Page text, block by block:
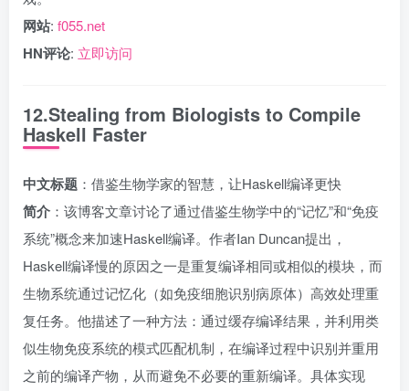
网站: f055.net
HN评论: 立即访问
12.Stealing from Biologists to Compile
Haskell Faster
中文标题 ：借鉴生物学家的智慧，让Haskell编译更快
简介 ：该博客文章讨论了通过借鉴生物学中的“记忆”和“免疫
系统”概念来加速Haskell编译。作者Ian Duncan提出，
Haskell编译慢的原因之一是重复编译相同或相似的模块，而
生物系统通过记忆化（如免疫细胞识别病原体）高效处理重
复任务。他描述了一种方法：通过缓存编译结果，并利用类
似生物免疫系统的模式匹配机制，在编译过程中识别并重用
之前的编译产物，从而避免不必要的重新编译。具体实现